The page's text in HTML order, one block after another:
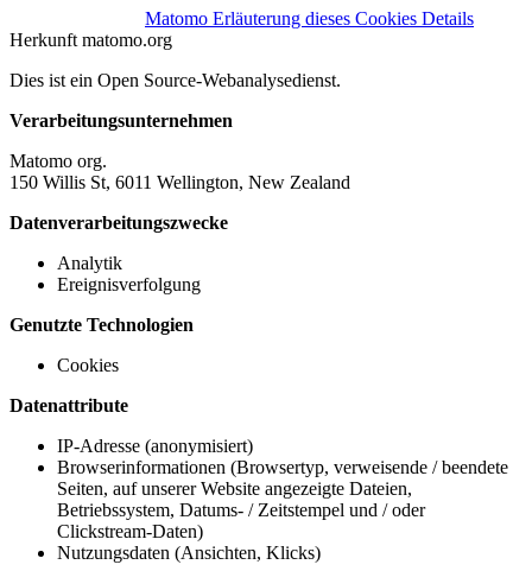
Matomo Erläuterung dieses Cookies Details
Herkunft matomo.org
Dies ist ein Open Source-Webanalysedienst.
Verarbeitungsunternehmen
Matomo org.
150 Willis St, 6011 Wellington, New Zealand
Datenverarbeitungszwecke
Analytik
Ereignisverfolgung
Genutzte Technologien
Cookies
Datenattribute
IP-Adresse (anonymisiert)
Browserinformationen (Browsertyp, verweisende / beendete
Seiten, auf unserer Website angezeigte Dateien,
Betriebssystem, Datums- / Zeitstempel und / oder
Clickstream-Daten)
Nutzungsdaten (Ansichten, Klicks)